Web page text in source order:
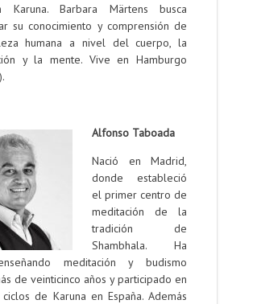
Karuna. Barbara Märtens busca
su conocimiento y comprensión de
humana a nivel del cuerpo, la
y la mente. Vive en Hamburgo
Alfonso Taboada
Nació en Madrid,
donde estableció
el primer centro de
meditación de la
tradición de
Shambhala. Ha
meditación y budismo
de veinticinco años y participado en
de Karuna en España. Además